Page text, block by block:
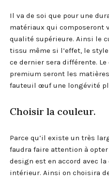
Il va de soi que pour une
matériaux qui composeront
qualité supérieure. Ainsi le
tissu même si l’effet, le
ce dernier sera différente.
premium seront les
fauteuil œuf une longévité
Choisir la couleur.
Parce qu’il existe un très
faudra faire attention à
design est en accord avec
intérieur. Ainsi on choisira